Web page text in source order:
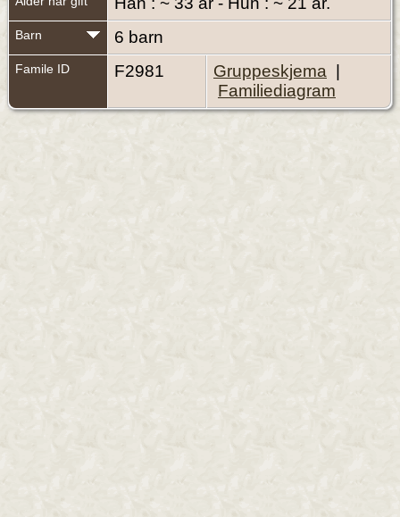
Barn 6 barn
Famile ID F2981 Gruppeskjema
Familiediagram